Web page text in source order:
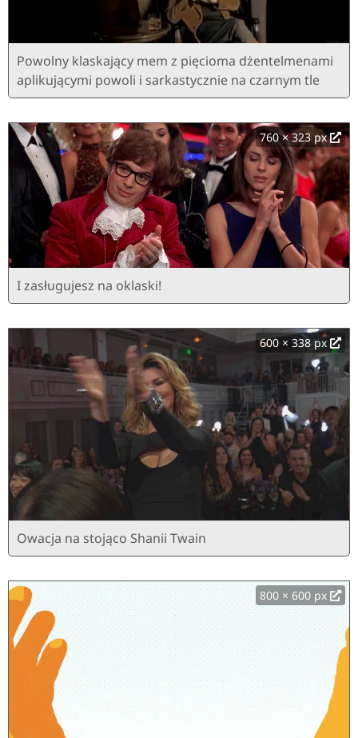
Powolny klaskający mem z pięcioma dżentelmenami
aplikującymi powoli i sarkastycznie na czarnym tle
760 × 323 px
I zasługujesz na oklaski!
600 × 338 px
Owacja na stojąco Shanii Twain
800 × 600 px